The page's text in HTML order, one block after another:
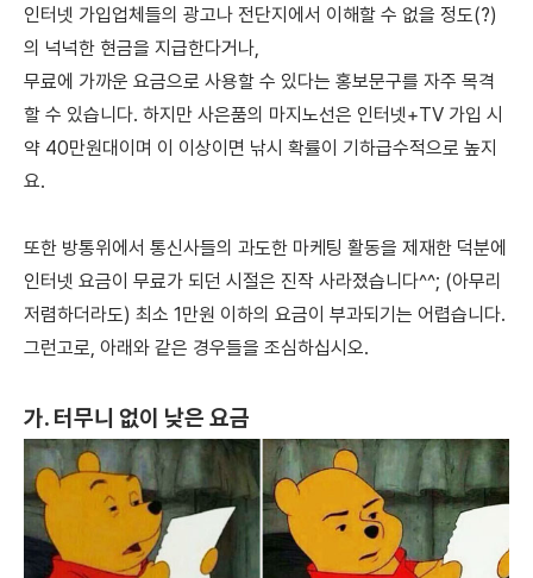
인터넷 가입업체들의 광고나 전단지에서 이해할 수 없을 정도(?)
의 넉넉한 현금을 지급한다거나,
무료에 가까운 요금으로 사용할 수 있다는 홍보문구를 자주 목격
할 수 있습니다. 하지만 사은품의 마지노선은 인터넷+TV 가입 시
약 40만원대이며 이 이상이면 낚시 확률이 기하급수적으로 높지
요.
또한 방통위에서 통신사들의 과도한 마케팅 활동을 제재한 덕분에
인터넷 요금이 무료가 되던 시절은 진작 사라졌습니다^^; (아무리
저렴하더라도) 최소 1만원 이하의 요금이 부과되기는 어렵습니다.
그런고로, 아래와 같은 경우들을 조심하십시오.
가. 터무니 없이 낮은 요금